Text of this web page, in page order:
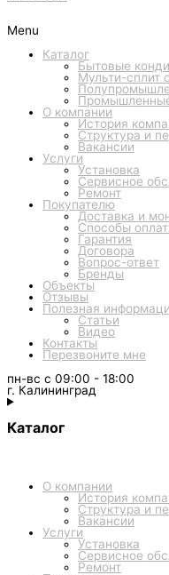
Menu
Каталог
Бытовые
Мульти-сплит
О компании
История
Структура и
Вакансии
Услуги
Установка
Сервисное
Ремонт
Покупателю
Доставка и
Способы
Гарантия
Договора
Вопрос-ответ
Бренды
Объекты
Отзывы
Полезная
Статьи
Видео
Контакты
Перезвоните мне
пн-вс с 09:00 - 18:00
г. Калининград
Каталог
О компании
История
Структура и
Вакансии
Услуги
Установка
Сервисное
Ремонт